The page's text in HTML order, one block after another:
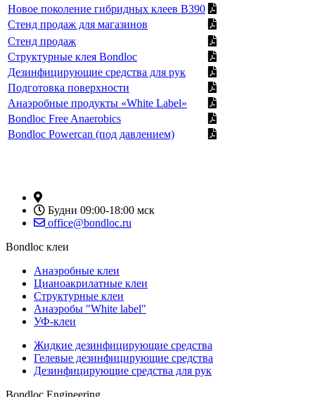
Новое поколение гибридных клеев В390
Стенд продаж для магазинов
Стенд продаж
Структурные клея Bondloc
Дезинфицирующие средства для рук
Подготовка поверхности
Анаэробные продукты «White Label»
Bondloc Free Anaerobics
Bondloc Powercan (под давлением)
Будни 09:00-18:00 мск
office@bondloc.ru
Bondloc клеи
Анаэробные клеи
Цианоакрилатные клеи
Структурные клеи
Анаэробы "White label"
УФ-клеи
Жидкие дезинфицирующие средства
Гелевые дезинфицирующие средства
Дезинфицирующие средства для рук
Bondloc Engineering